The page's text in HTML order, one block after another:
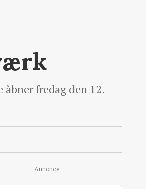
fredag den 12.
Annonce